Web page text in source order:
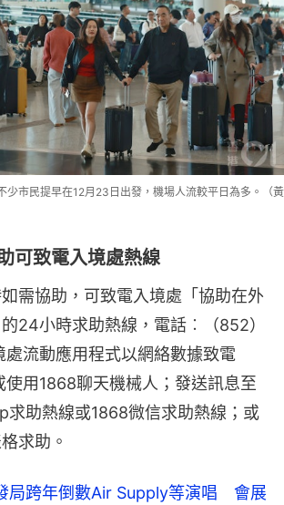
少市民提早在12月23日出發，機場人流較平日為多。（黃
可致電入境處熱線
需協助，可致電入境處「協助在外
24小時求助熱線，電話︰（852）
處流動應用程式以網絡數據致電
使用1868聊天機械人；發送訊息至
求助熱線或1868微信求助熱線；或
求助。
局跨年倒數Air Supply等演唱 會展